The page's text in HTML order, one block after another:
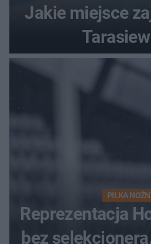
Jakie miejsce
PIŁKA
Reprezentacja
bez